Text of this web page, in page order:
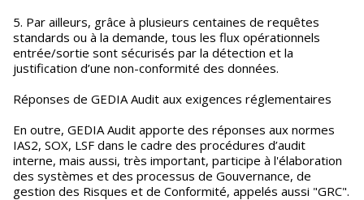
5. Par ailleurs, grâce à plusieurs centaines de requêtes
standards ou à la demande, tous les flux opérationnels
entrée/sortie sont sécurisés par la détection et la
justification d’une non-conformité des données.
Réponses de GEDIA Audit aux exigences réglementaires
En outre, GEDIA Audit apporte des réponses aux normes
IAS2, SOX, LSF dans le cadre des procédures d’audit
interne, mais aussi, très important, participe à l'élaboration
des systèmes et des processus de Gouvernance, de
gestion des Risques et de Conformité, appelés aussi "GRC".